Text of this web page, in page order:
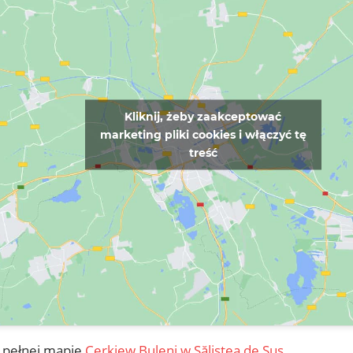
Kliknij, żeby zaakceptować
marketing pliki cookies i włączyć tę
treść